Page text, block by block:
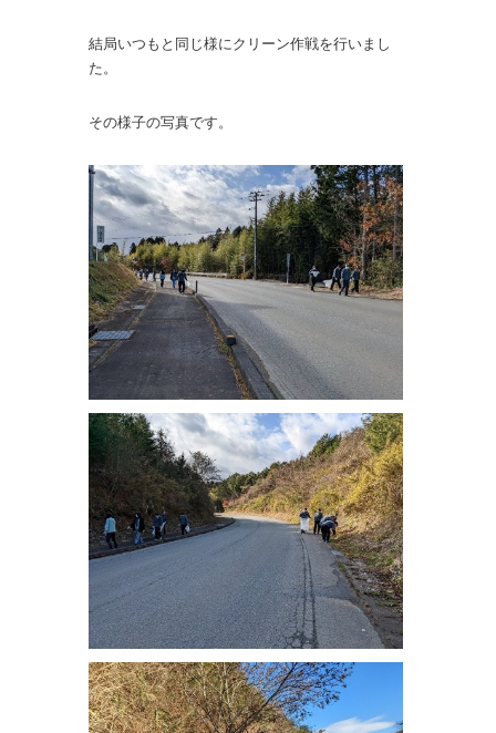
結局いつもと同じ様にクリーン作戦を行いまし
た。
その様子の写真です。